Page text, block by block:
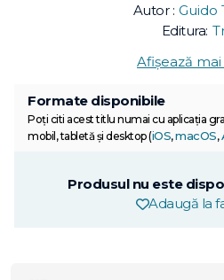
Autor : Guido
Editura:
Afișează
Formate disponibile
Poți citi acest titlu numai cu aplicația
mobil, tabletă și desktop (iOS,macOS,
Produsul nu este
Adaugă la